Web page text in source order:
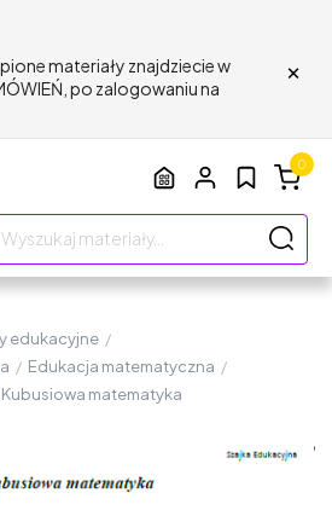
materiały znajdziecie w
po zalogowaniu na
×
0
edukacyjne /
/ Edukacja matematyczna /
matematyka